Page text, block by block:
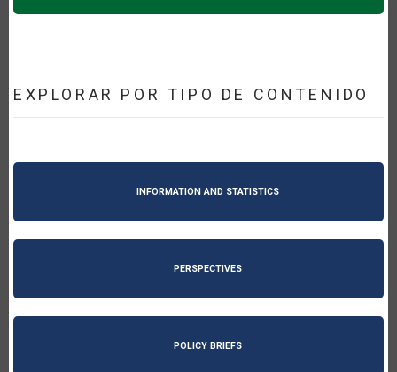
EXPLORAR POR TIPO DE CONTENIDO
INFORMATION AND STATISTICS
PERSPECTIVES
POLICY BRIEFS